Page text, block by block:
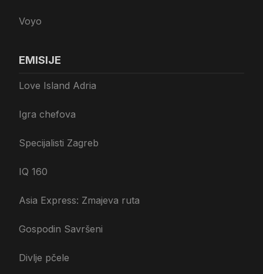
Voyo
EMISIJE
Love Island Adria
Igra chefova
Specijalisti Zagreb
IQ 160
Asia Express: Zmajeva ruta
Gospodin Savršeni
Divlje pčele